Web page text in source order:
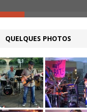
QUELQUES PHOTOS